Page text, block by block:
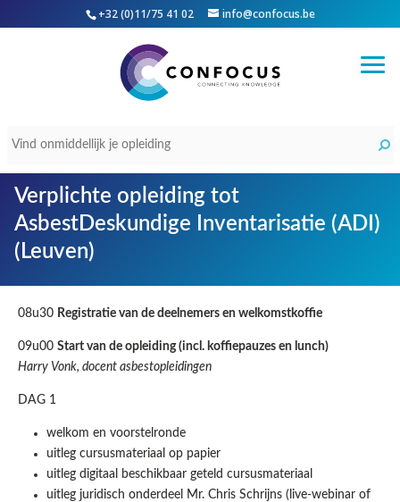
+32 (0)11/75 41 02 info@confocus.be
Verplichte opleiding tot
AsbestDeskundige Inventarisatie (ADI)
(Leuven)
08u30 Registratie van de deelnemers en welkomstkoffie
09u00 Start van de opleiding (incl. koffiepauzes en lunch)
Harry Vonk, docent asbestopleidingen
DAG 1
welkom en voorstelronde
uitleg cursusmateriaal op papier
uitleg digitaal beschikbaar geteld cursusmateriaal
uitleg juridisch onderdeel Mr. Chris Schrijns (live-webinar of